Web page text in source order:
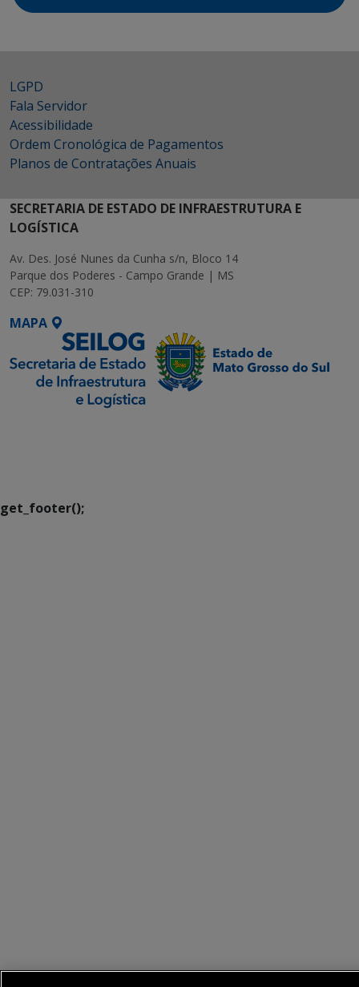
LGPD
Fala Servidor
Acessibilidade
Ordem Cronológica de Pagamentos
Planos de Contratações Anuais
SECRETARIA DE ESTADO DE INFRAESTRUTURA E
LOGÍSTICA
Av. Des. José Nunes da Cunha s/n, Bloco 14
Parque dos Poderes - Campo Grande | MS
CEP: 79.031-310
MAPA
get_footer();